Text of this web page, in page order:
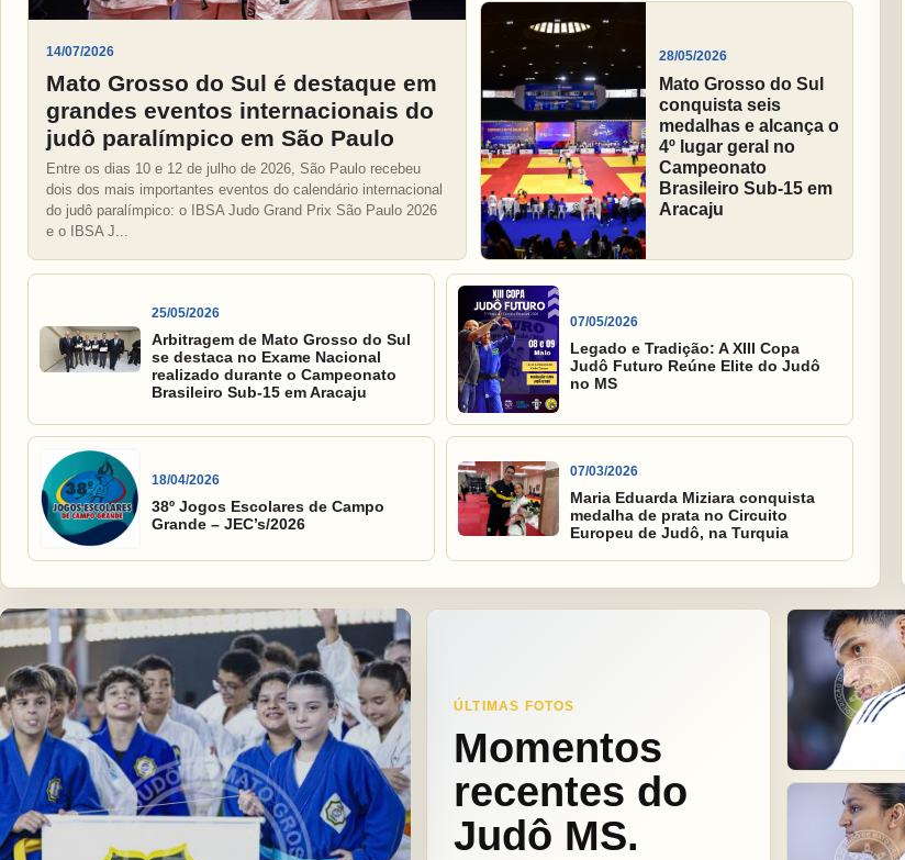
14/07/2026
Mato Grosso do Sul é destaque em
grandes eventos internacionais do
judô paralímpico em São Paulo
Entre os dias 10 e 12 de julho de 2026, São Paulo recebeu
dois dos mais importantes eventos do calendário internacional
do judô paralímpico: o IBSA Judo Grand Prix São Paulo 2026
e o IBSA J...
28/05/2026
Mato Grosso do Sul
conquista seis
medalhas e alcança o
4º lugar geral no
Campeonato
Brasileiro Sub-15 em
Aracaju
25/05/2026
Arbitragem de Mato Grosso do Sul
se destaca no Exame Nacional
realizado durante o Campeonato
Brasileiro Sub-15 em Aracaju
07/05/2026
Legado e Tradição: A XIII Copa
Judô Futuro Reúne Elite do Judô
no MS
18/04/2026
38º Jogos Escolares de Campo
Grande – JEC’s/2026
07/03/2026
Maria Eduarda Miziara conquista
medalha de prata no Circuito
Europeu de Judô, na Turquia
ÚLTIMAS FOTOS
Momentos
recentes do
Judô MS.